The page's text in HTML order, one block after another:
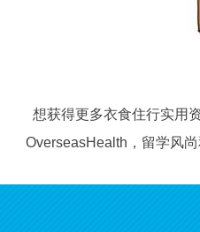
想获得更多衣食住行实用
OverseasHealth ，留学风